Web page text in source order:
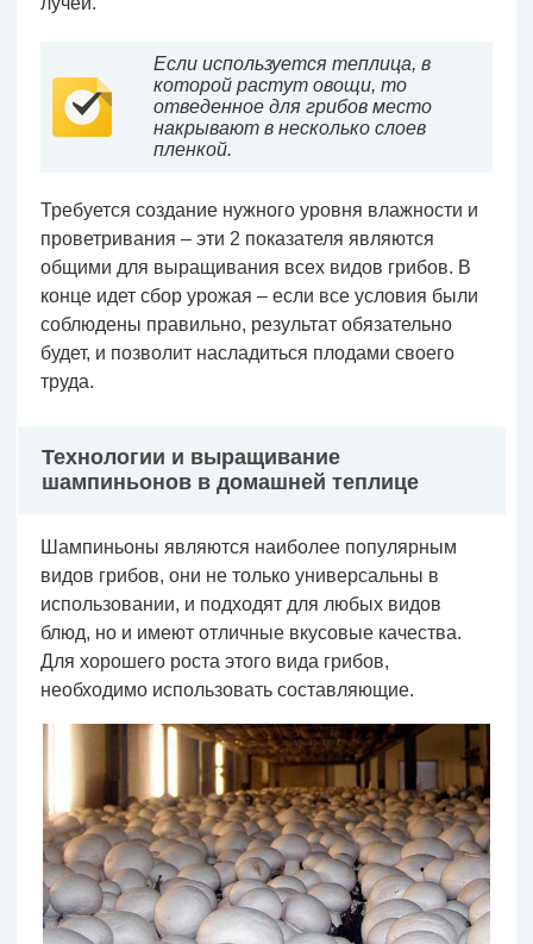
Если используется теплица, в
которой растут овощи, то
отведенное для грибов место
накрывают в несколько слоев
пленкой.
Требуется создание нужного уровня влажности и
проветривания – эти 2 показателя являются
общими для выращивания всех видов грибов. В
конце идет сбор урожая – если все условия были
соблюдены правильно, результат обязательно
будет, и позволит насладиться плодами своего
труда.
Технологии и выращивание
шампиньонов в домашней теплице
Шампиньоны являются наиболее популярным
видов грибов, они не только универсальны в
использовании, и подходят для любых видов
блюд, но и имеют отличные вкусовые качества.
Для хорошего роста этого вида грибов,
необходимо использовать составляющие.